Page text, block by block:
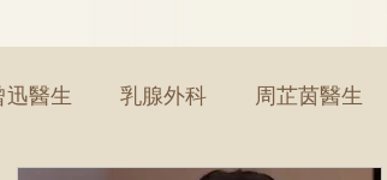
迅醫生 乳腺外科 周芷茵醫生